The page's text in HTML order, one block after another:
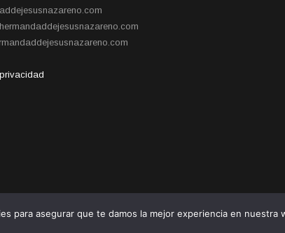
Copyright 2026 - Real
para asegurar que te damos la mejor experiencia en